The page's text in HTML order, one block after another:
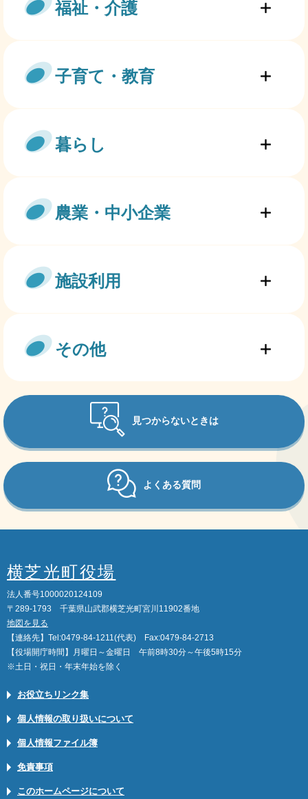
福祉・介護
子育て・教育
暮らし
農業・中小企業
施設利用
その他
見つからないときは
よくある質問
横芝光町役場
法人番号1000020124109
〒289-1793 千葉県山武郡横芝光町宮川11902番地
地図を見る
【連絡先】Tel:0479-84-1211(代表) Fax:0479-84-2713
【役場開庁時間】月曜日～金曜日 午前8時30分～午後5時15分
※土日・祝日・年末年始を除く
お役立ちリンク集
個人情報の取り扱いについて
個人情報ファイル簿
免責事項
このホームページについて